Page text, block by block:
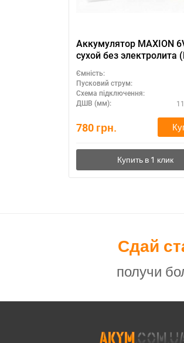
Аккумулятор MAXION
сухой без электролита
6N11A-3A)
Ємність:
Пусковий струм:
Схема підключення:
ДШВ (мм):
780 грн.
Сдай
получи